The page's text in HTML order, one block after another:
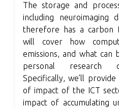
The storage and
including neuroimaging
therefore has a carbon
will cover how
emissions, and what
personal research
Specifically, we’ll
of impact of the ICT
impact of accumulating